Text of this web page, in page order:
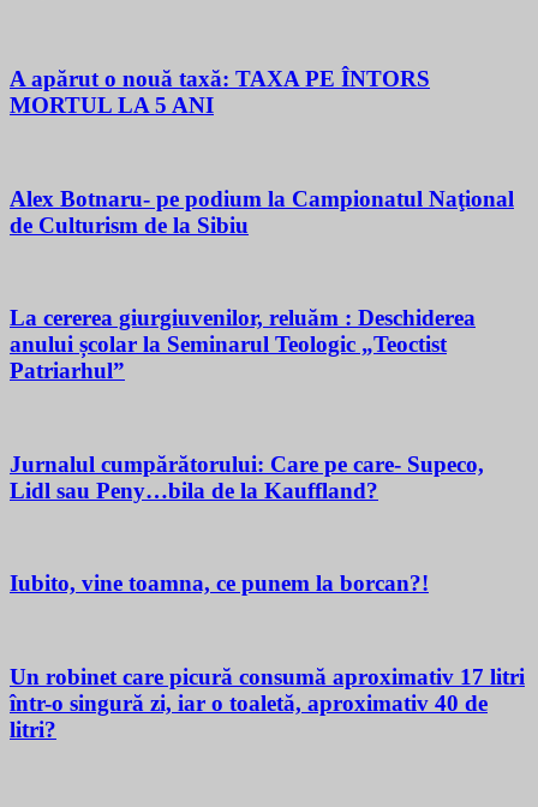
A apărut o nouă taxă: TAXA PE ÎNTORS
MORTUL LA 5 ANI
Alex Botnaru- pe podium la Campionatul Naţional
de Culturism de la Sibiu
La cererea giurgiuvenilor, reluăm : Deschiderea
anului școlar la Seminarul Teologic „Teoctist
Patriarhul”
Jurnalul cumpărătorului: Care pe care- Supeco,
Lidl sau Peny…bila de la Kauffland?
Iubito, vine toamna, ce punem la borcan?!
Un robinet care picură consumă aproximativ 17 litri
într-o singură zi, iar o toaletă, aproximativ 40 de
litri?